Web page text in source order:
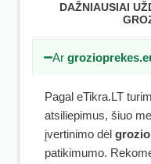
DAŽNIAUSIAI
Ar
Pagal eTikra.LT
atsiliepimus, šiuo
įvertinimo dėl
patikimumo.